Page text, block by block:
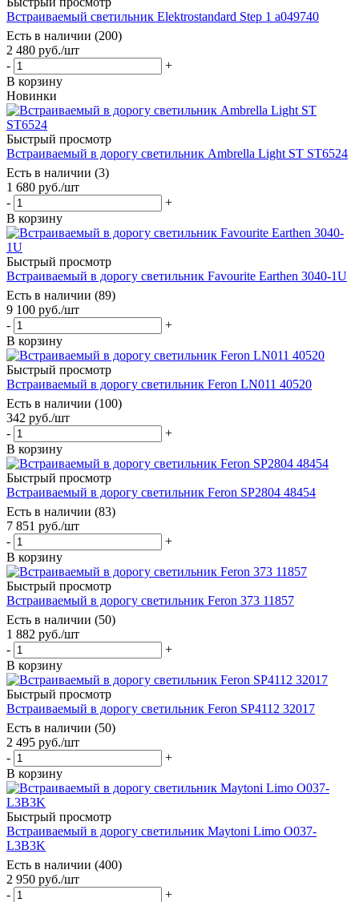
Встраиваемый светильник Elektrostandard Step 1 a049740
Есть в наличии (200)
2 480 руб./шт
-
+
В корзину
Новинки
Быстрый просмотр
Встраиваемый в дорогу светильник Ambrella Light ST ST6524
Есть в наличии (3)
1 680 руб./шт
-
+
В корзину
Быстрый просмотр
Встраиваемый в дорогу светильник Favourite Earthen 3040-1U
Есть в наличии (89)
9 100 руб./шт
-
+
В корзину
Быстрый просмотр
Встраиваемый в дорогу светильник Feron LN011 40520
Есть в наличии (100)
342 руб./шт
-
+
В корзину
Быстрый просмотр
Встраиваемый в дорогу светильник Feron SP2804 48454
Есть в наличии (83)
7 851 руб./шт
-
+
В корзину
Быстрый просмотр
Встраиваемый в дорогу светильник Feron 373 11857
Есть в наличии (50)
1 882 руб./шт
-
+
В корзину
Быстрый просмотр
Встраиваемый в дорогу светильник Feron SP4112 32017
Есть в наличии (50)
2 495 руб./шт
-
+
В корзину
Быстрый просмотр
Встраиваемый в дорогу светильник Maytoni Limo O037-
L3B3K
Есть в наличии (400)
2 950 руб./шт
-
+